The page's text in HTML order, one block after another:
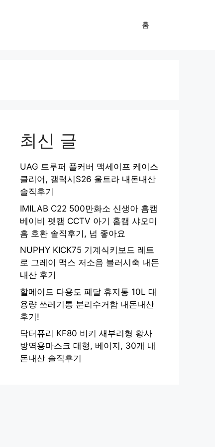
홈
최신 글
UAG 트루퍼 풀커버 맥세이프 케이스
클리어, 갤럭시S26 울트라 내돈내산
솔직후기
IMILAB C22 500만화소 신생아 홈캠
베이비 펫캠 CCTV 아기 홈캠 샤오미
홈 호환 솔직후기, 넘 좋아요
NUPHY KICK75 기계식키보드 레트
로 그레이 맥스 저소음 블러시축 내돈
내산 후기
할메이드 다용도 페달 휴지통 10L 대
용량 쓰레기통 분리수거함 내돈내산
후기!
닥터퓨리 KF80 비키 새부리형 황사
방역용마스크 대형, 베이지, 30개 내
돈내산 솔직후기